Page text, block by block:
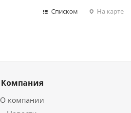
Списком На карте
Компания
О компании